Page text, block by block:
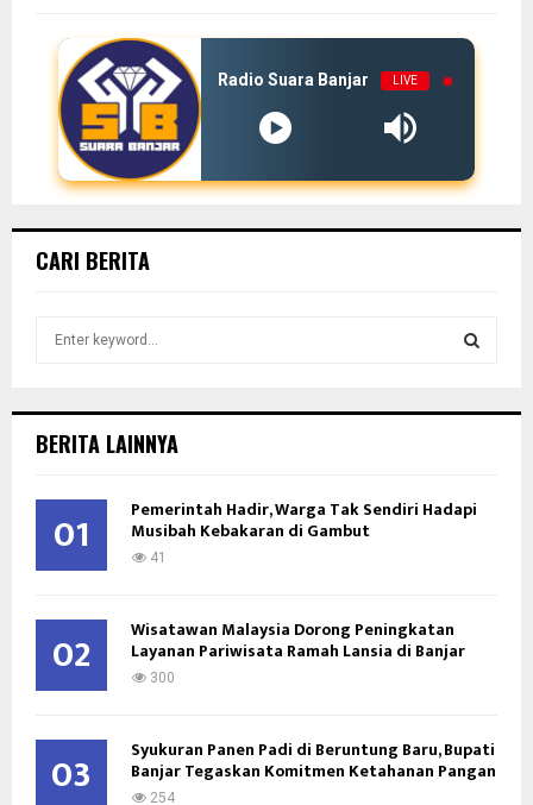
Radio Suara Banjar LIVE
CARI BERITA
h
o
BERITA LAINNYA
01 Pemerintah Hadir, Warga Tak Sendiri Hadapi
Musibah Kebakaran di Gambut
41
02 Wisatawan Malaysia Dorong Peningkatan
Layanan Pariwisata Ramah Lansia di Banjar
300
03 Syukuran Panen Padi di Beruntung Baru, Bupati
Banjar Tegaskan Komitmen Ketahanan Pangan
254